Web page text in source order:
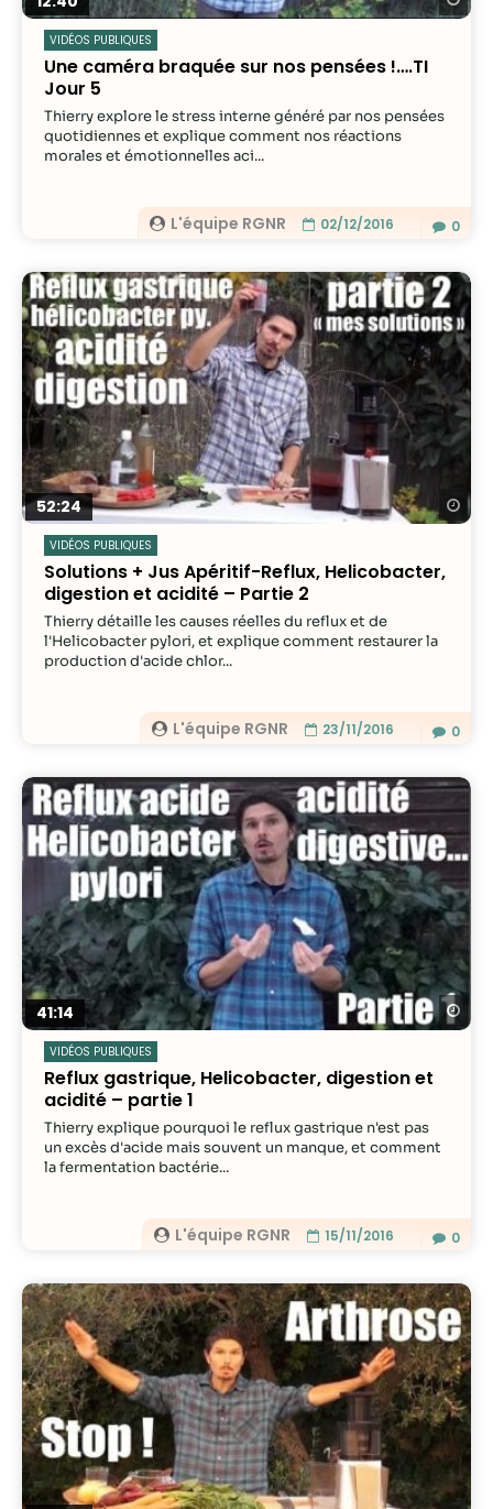
VIDÉOS PUBLIQUES
Une caméra braquée sur nos pensées !….TI
Jour 5
L'équipe RGNR 02/12/2016
Thierry explore le stress interne généré par nos pensées
quotidiennes et explique comment nos réactions
morales et émotionnelles aci...
0
52:24
VIDÉOS PUBLIQUES
Solutions + Jus Apéritif-Reflux, Helicobacter,
digestion et acidité – Partie 2
L'équipe RGNR 23/11/2016
Thierry détaille les causes réelles du reflux et de
l'Helicobacter pylori, et explique comment restaurer la
production d'acide chlor...
0
41:14
VIDÉOS PUBLIQUES
Reflux gastrique, Helicobacter, digestion et
acidité – partie 1
L'équipe RGNR 15/11/2016
Thierry explique pourquoi le reflux gastrique n'est pas
un excès d'acide mais souvent un manque, et comment
la fermentation bactérie...
0